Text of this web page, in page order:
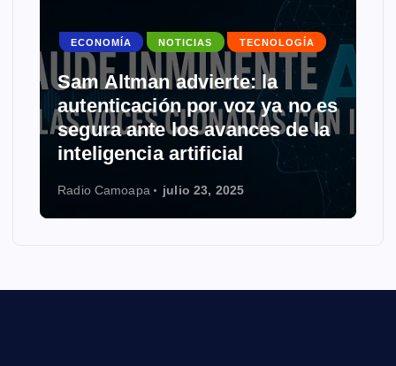
NOTICIAS SALUD TECNOLOGÍA
Uso del celular en la niñez:
herramienta útil con riesgos
ocultos
Radio Camoapa julio 22, 2025